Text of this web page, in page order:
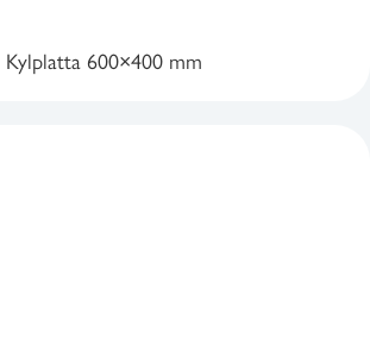
Kylplatta 600×400 mm